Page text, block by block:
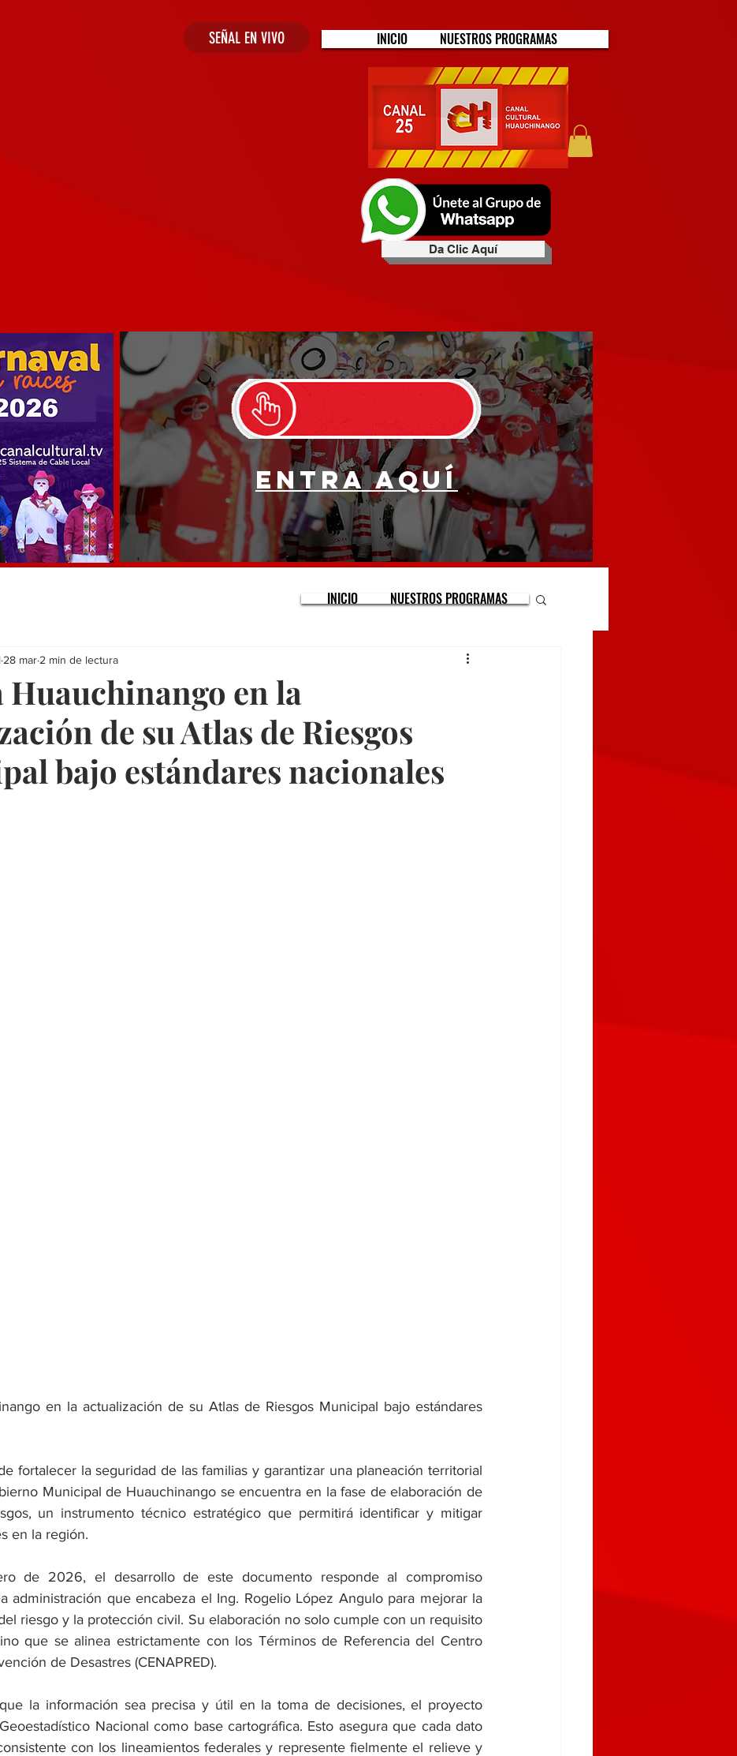
SEÑAL EN VIVO INICIO NUESTROS PROGRAMAS
Da Clic Aquí
Entra aquí
Huauchinango en la
de su Atlas de Riesgos
bajo estándares nacionales
28 mar 2 min de lectura
en la actualización de su Atlas de Riesgos Municipal bajo estándares
fortalecer la seguridad de las familias y garantizar una planeación territorial
Municipal de Huauchinango se encuentra en la fase de elaboración de
un instrumento técnico estratégico que permitirá identificar y mitigar
en la región.
de 2026, el desarrollo de este documento responde al compromiso
administración que encabeza el Ing. Rogelio López Angulo para mejorar la
riesgo y la protección civil. Su elaboración no solo cumple con un requisito
que se alinea estrictamente con los Términos de Referencia del Centro
de Desastres (CENAPRED).
la información sea precisa y útil en la toma de decisiones, el proyecto
Nacional como base cartográfica. Esto asegura que cada dato
con los lineamientos federales y represente fielmente el relieve y
INICIO NUESTROS PROGRAMAS